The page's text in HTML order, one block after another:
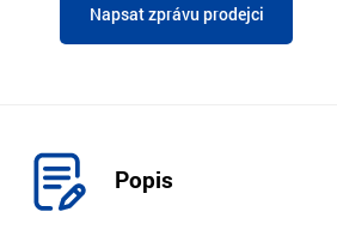
Napsat zprávu prodejci
Popis